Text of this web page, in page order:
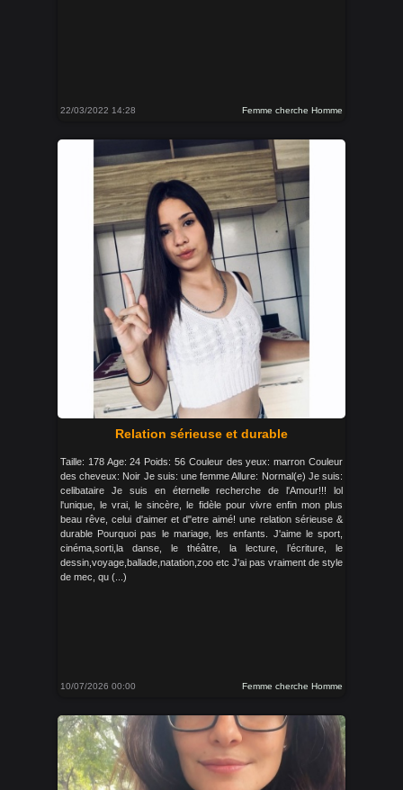
22/03/2022 14:28 Femme cherche Homme
Relation sérieuse et durable
Taille: 178 Age: 24 Poids: 56 Couleur des yeux: marron Couleur
des cheveux: Noir Je suis: une femme Allure: Normal(e) Je suis:
celibataire Je suis en éternelle recherche de l'Amour!!! lol
l'unique, le vrai, le sincère, le fidèle pour vivre enfin mon plus
beau rêve, celui d'aimer et d"etre aimé! une relation sérieuse &
durable Pourquoi pas le mariage, les enfants. J'aime le sport,
cinéma,sorti,la danse, le théâtre, la lecture, l’écriture, le
dessin,voyage,ballade,natation,zoo etc J'ai pas vraiment de style
de mec, qu (...)
10/07/2026 00:00 Femme cherche Homme